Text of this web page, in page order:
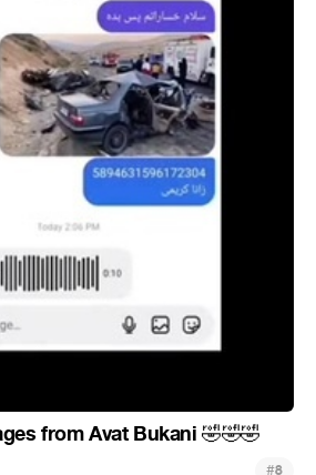
from Avat Bukani🤣🤣🤣
#8